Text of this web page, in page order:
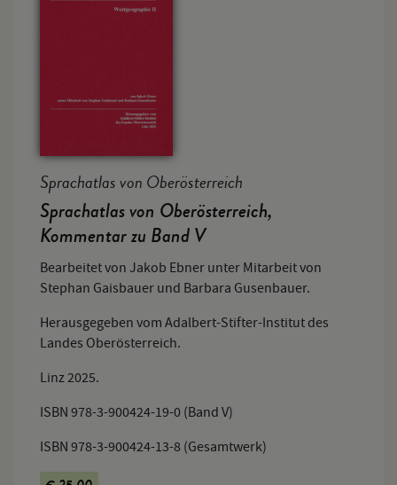
Sprachatlas von Oberösterreich
Sprachatlas von Oberösterreich,
Kommentar zu Band V
Bearbeitet von Jakob Ebner unter Mitarbeit von
Stephan Gaisbauer und Barbara Gusenbauer.
Herausgegeben vom Adalbert-Stifter-Institut des
Landes Oberösterreich.
Linz 2025.
ISBN 978-3-900424-19-0 (Band V)
ISBN 978-3-900424-13-8 (Gesamtwerk)